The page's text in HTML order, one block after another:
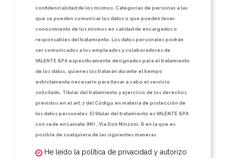
confidencialidad de los mismos. Categorías de personas a las
que se pueden comunicar los datos o que pueden tener
conocimiento de los mismos en calidad de encargados o
responsables del tratamiento: Los datos personales podrán
ser comunicados a los empleados y colaboradores de
VALENTE SPA específicamente designados para el tratamiento
de los datos, quienes los tratarán durante el tiempo
estrictamente necesario para llevar a cabo el servicio
solicitado. Titular del tratamiento y ejercicio de los derechos
previstos en el art. 7 del Código en materia de protección de
los datos personales: El titular del tratamiento es VALENTE SPA
con sede en Lainate (MI) , Via Don Minzoni, 6 en la que es
posible de cualquiera de las siguientes maneras
He leído la política de privacidad y autorizo